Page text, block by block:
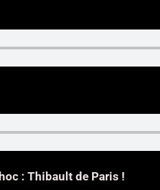
: Thibault de Paris !